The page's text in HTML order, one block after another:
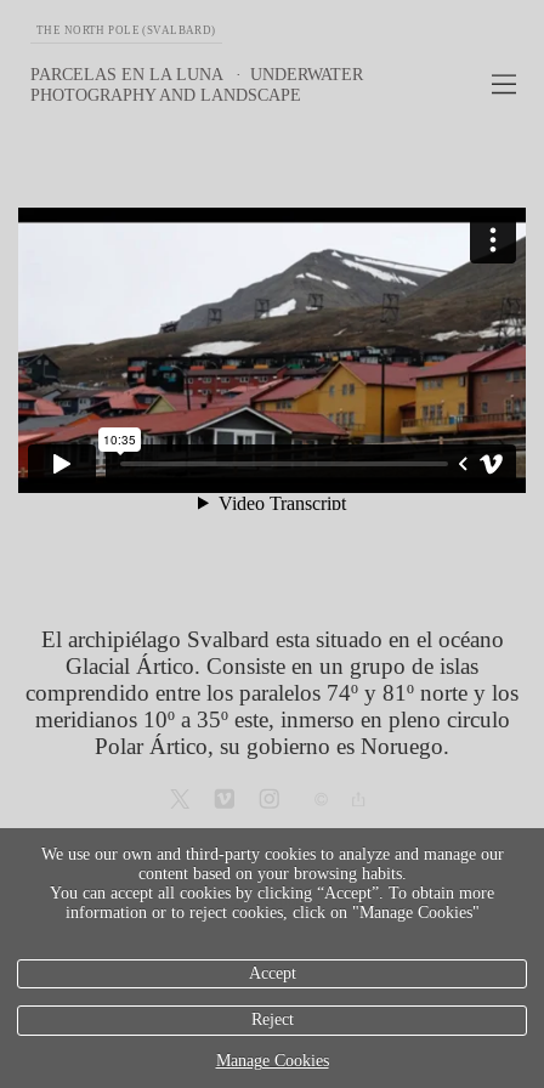
THE NORTH POLE (SVALBARD)
PARCELAS EN LA LUNA
UNDERWATER
PHOTOGRAPHY AND LANDSCAPE
El archipiélago Svalbard esta situado en el océano
Glacial Ártico. Consiste en un grupo de islas
comprendido entre los paralelos 74º y 81º norte y los
meridianos 10º a 35º este, inmerso en pleno circulo
Polar Ártico, su gobierno es Noruego.
legal info
Cookies policy
We use our own and third-party cookies to analyze and manage our
content based on your browsing habits.
You can accept all cookies by clicking “Accept”. To obtain more
information or to reject cookies, click on "Manage Cookies"
Accept
Reject
Manage Cookies